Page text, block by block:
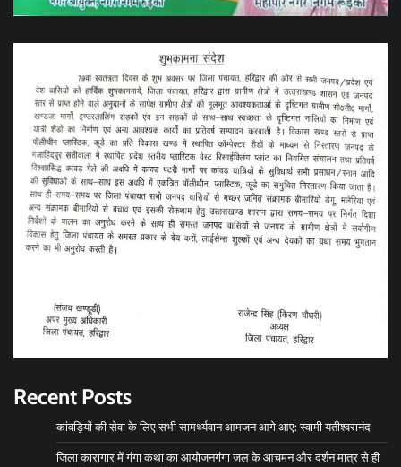
Recent Posts
कांवड़ियों की सेवा के लिए सभी सामर्थ्यवान आमजन आगे आए: स्वामी यतीश्वरानंद
जिला कारागार में गंगा कथा का आयोजनगंगा जल के आचमन और दर्शन मात्र से ही